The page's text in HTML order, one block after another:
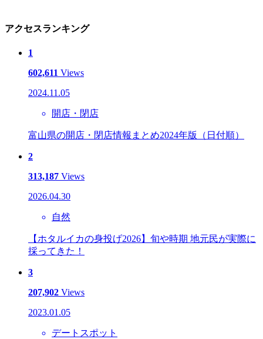
アクセスランキング
1
602,611 Views
2024.11.05
開店・閉店
富山県の開店・閉店情報まとめ2024年版（日付順）
2
313,187 Views
2026.04.30
自然
【ホタルイカの身投げ2026】旬や時期 地元民が実際に
採ってきた！
3
207,902 Views
2023.01.05
デートスポット